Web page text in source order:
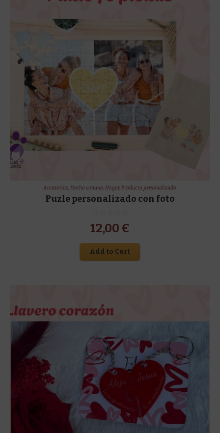
Accesorios,Hecho a mano,Hogar,Producto personalizado
Puzle personalizado con foto
12,00 €
Add to Cart